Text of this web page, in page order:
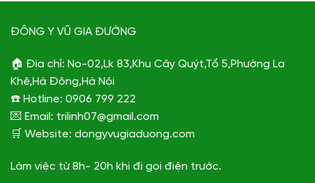
ĐÔNG Y VŨ GIA ĐƯỜNG
🏠 Địa chỉ: No-02,Lk 83,Khu Cây Quýt,Tổ 5,Phường La
Khê,Hà Đông,Hà Nội
☎️ Hotline: 0906 799 222
💌 Email: trilinh07@gmail.com
🛒 Website: dongyvugiaduong.com
Làm việc từ 8h- 20h khi đi gọi điện trước.